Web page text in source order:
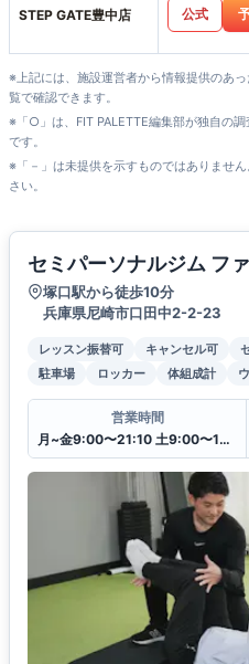
STEP GATE豊中店 公式
※上記には、施設運営者から情報提供のあ
覧で確認できます。
※「○」は、FIT PALETTE編集部が独自の
です。
※「－」は未提供を示すものではありませ
さい。
セミパーソナルジム フ
塚口駅から徒歩10分
兵庫県尼崎市口田中2-2-23
レッスン振替可 キャンセル可
駐車場
ロッカー 体組成計
営業時間
月~金9:00〜21:10 土9:00〜14:00 日9:00〜15:00